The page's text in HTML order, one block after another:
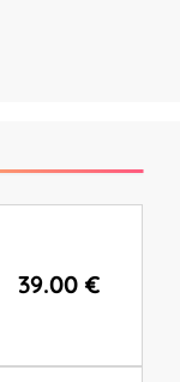
39.00 €